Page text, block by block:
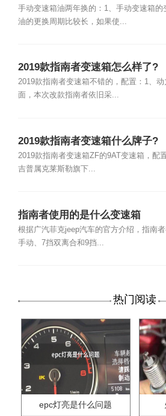
手动变速箱油两年换的：1、手动变速箱的
油的更换周期比较长，如果使...
2019款指南者变速箱怎么样了?
2019款指南者变速箱不错的，配置：1、动
面，本次改款指南者依旧采...
2019款指南者变速箱什么牌子?
2019款指南者变速箱ZF的9AT变速箱，配置
吉普属克莱斯勒旗下...
指南者使用的是什么变速箱
根据广汽菲克jeep汽车的官方介绍，指南
手动、7挡双离合和9挡...
热门阅读
epc灯亮是什么问题